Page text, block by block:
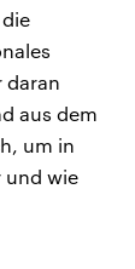
daran
aus dem
um in
und wie